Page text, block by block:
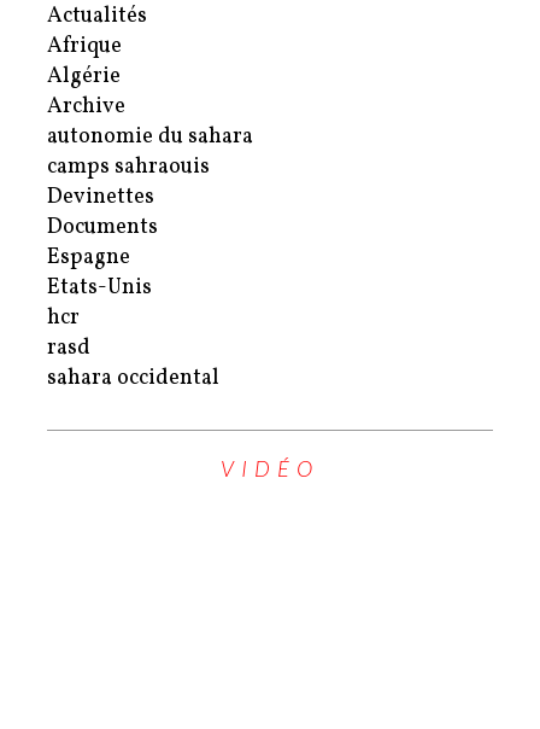
Actualités
Afrique
Algérie
Archive
autonomie du sahara
camps sahraouis
Devinettes
Documents
Espagne
Etats-Unis
hcr
rasd
sahara occidental
VIDÉO